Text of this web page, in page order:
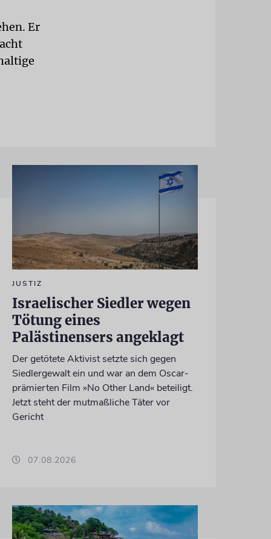
Er
JUSTIZ
Israelischer Siedler wegen
Tötung eines
Palästinensers angeklagt
Der getötete Aktivist setzte sich gegen
Siedlergewalt ein und war an dem Oscar-
prämierten Film »No Other Land« beteiligt.
Jetzt steht der mutmaßliche Täter vor
Gericht
07.08.2026